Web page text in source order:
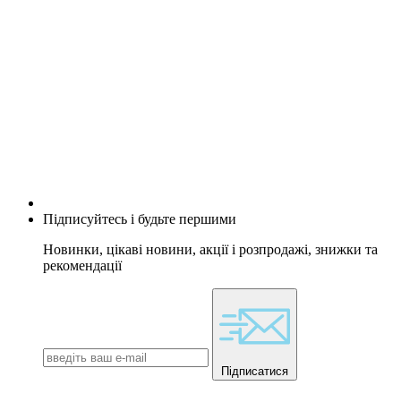
Підписуйтесь і будьте першими
Новинки, цікаві новини, акції і розпродажі, знижки та
рекомендації
Підписатися